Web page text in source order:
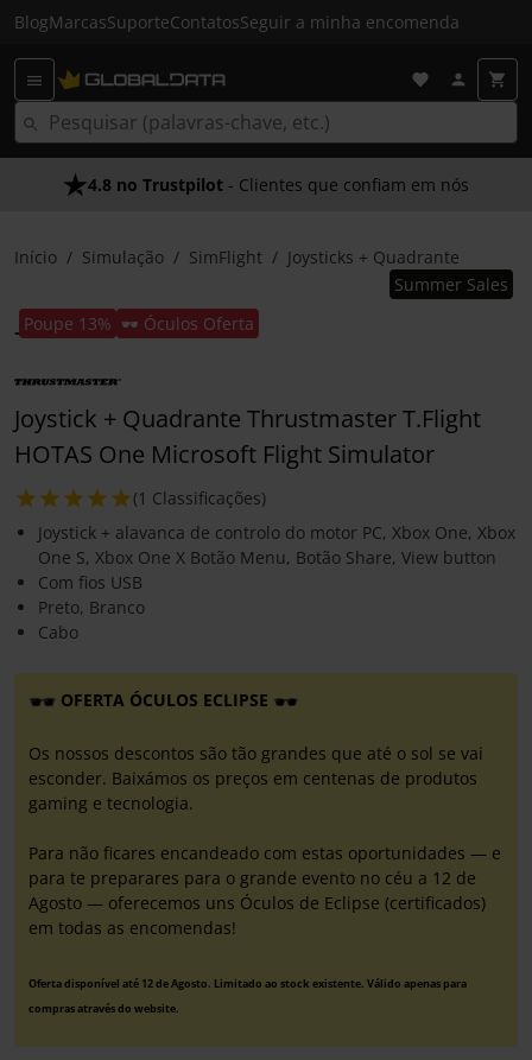
BlogMarcasSuporteContatosSeguir a minha encomenda
4.8 no Trustpilot - Clientes que confiam em nós
Início Simulação SimFlight Joysticks + Quadrante
Poupe 13% 🕶️ Óculos Oferta
Summer Sales
Joystick + Quadrante Thrustmaster T.Flight
HOTAS One Microsoft Flight Simulator
(1 Classificações)
Joystick + alavanca de controlo do motor PC, Xbox One, Xbox
One S, Xbox One X Botão Menu, Botão Share, View button
Com fios USB
Preto, Branco
Cabo
OFERTA ÓCULOS ECLIPSE
Os nossos descontos são tão grandes que até o sol se vai
esconder. Baixámos os preços em centenas de produtos
gaming e tecnologia.
Para não ficares encandeado com estas oportunidades — e
para te preparares para o grande evento no céu a 12 de
Agosto — oferecemos uns Óculos de Eclipse (certificados)
em todas as encomendas!
Oferta disponível até 12 de Agosto. Limitado ao stock existente. Válido apenas para
compras através do website.